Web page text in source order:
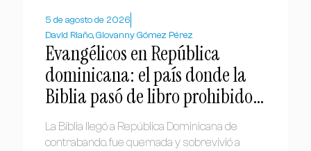
5 de agosto de 2026
David Riaño, Giovanny Gómez Pérez
Evangélicos en República
dominicana: el país donde la
Biblia pasó de libro prohibido a
símbolo nacional
La Biblia llegó a República Dominicana de
contrabando, fue quemada y sobrevivió a